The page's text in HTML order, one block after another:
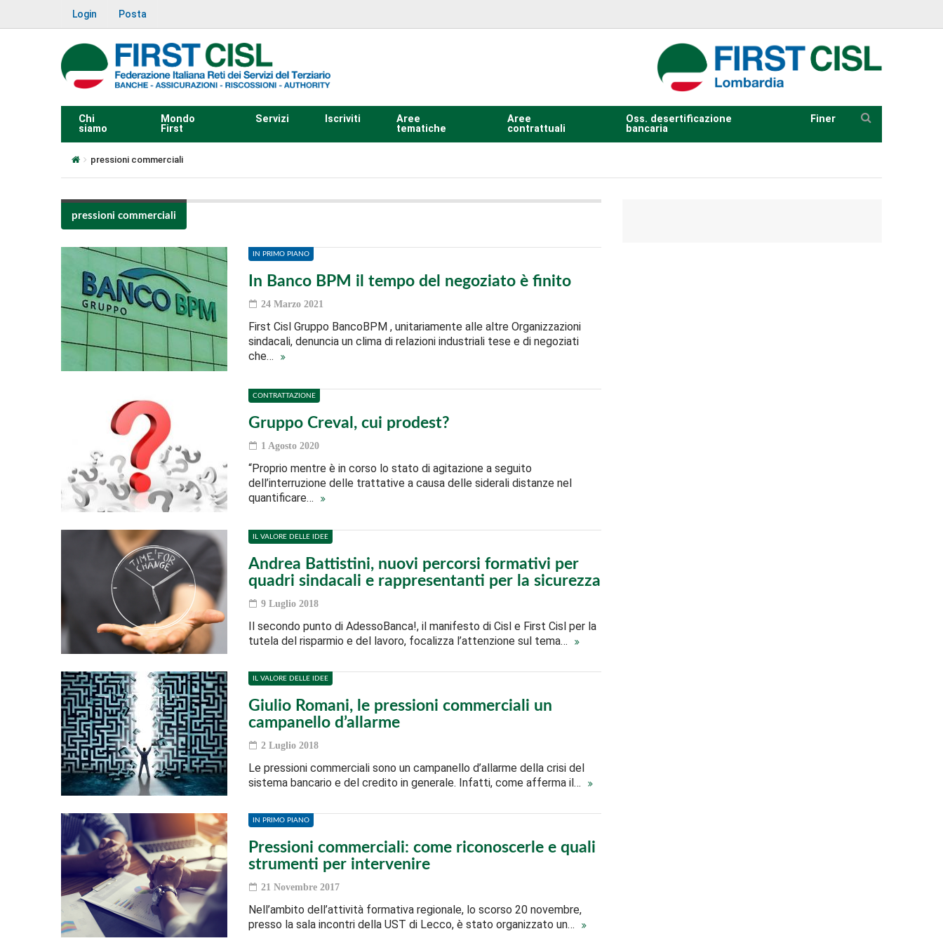
Login Posta
Chi
siamo
Mondo
First
Servizi Iscriviti
Aree
tematiche
Aree
contrattuali
Oss. desertificazione
bancaria
Finer
pressioni commerciali
pressioni commerciali
IN PRIMO PIANO
In Banco BPM il tempo del negoziato è finito
24 Marzo 2021
First Cisl Gruppo BancoBPM , unitariamente alle altre Organizzazioni
sindacali, denuncia un clima di relazioni industriali tese e di negoziati
che…
CONTRATTAZIONE
Gruppo Creval, cui prodest?
1 Agosto 2020
“Proprio mentre è in corso lo stato di agitazione a seguito
dell’interruzione delle trattative a causa delle siderali distanze nel
quantificare…
IL VALORE DELLE IDEE
Andrea Battistini, nuovi percorsi formativi per
quadri sindacali e rappresentanti per la sicurezza
9 Luglio 2018
Il secondo punto di AdessoBanca!, il manifesto di Cisl e First Cisl per la
tutela del risparmio e del lavoro, focalizza l’attenzione sul tema…
IL VALORE DELLE IDEE
Giulio Romani, le pressioni commerciali un
campanello d’allarme
2 Luglio 2018
Le pressioni commerciali sono un campanello d’allarme della crisi del
sistema bancario e del credito in generale. Infatti, come afferma il…
IN PRIMO PIANO
Pressioni commerciali: come riconoscerle e quali
strumenti per intervenire
21 Novembre 2017
Nell’ambito dell’attività formativa regionale, lo scorso 20 novembre,
presso la sala incontri della UST di Lecco, è stato organizzato un…